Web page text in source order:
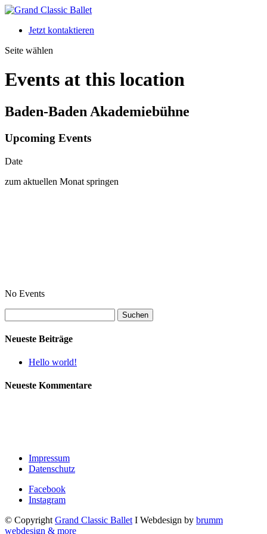
Jetzt kontaktieren
Seite wählen
Events at this location
Baden-Baden Akademiebühne
Upcoming Events
Date
zum aktuellen Monat springen
No Events
nach:
Neueste Beiträge
Hello world!
Neueste Kommentare
Impressum
Datenschutz
Facebook
Instagram
© Copyright Grand Classic Ballet I Webdesign by brumm
webdesign & more